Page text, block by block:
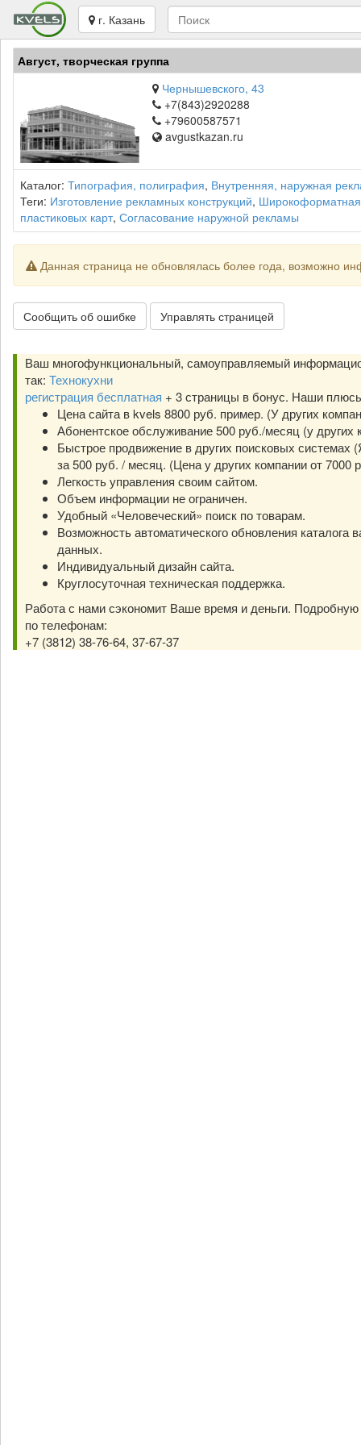
г. Казань
Август, творческая группа
Чернышевского, 43
+7(843)2920288
+79600587571
avgustkazan.ru
Каталог: Типография, полиграфия, Внутренняя, наружная
Теги: Изготовление рекламных конструкций, Широкоформатная
пластиковых карт, Согласование наружной рекламы
Данная страница не обновлялась более года, возможно
Сообщить об ошибке Управлять страницей
Ваш многофункциональный, самоуправляемый
так: Технокухни
регистрация бесплатная + 3 страницы в бонус. Наши
Цена сайта в kvels 8800 руб. пример. (У других
Абонентское обслуживание 500 руб./месяц (у других
Быстрое продвижение в других поисковых системах
за 500 руб. / месяц. (Цена у других компании от 7000
Легкость управления своим сайтом.
Объем информации не ограничен.
Удобный «Человеческий» поиск по товарам.
Возможность автоматического обновления каталога
данных.
Индивидуальный дизайн сайта.
Круглосуточная техническая поддержка.
Работа с нами сэкономит Ваше время и деньги.
по телефонам:
+7 (3812) 38-76-64, 37-67-37